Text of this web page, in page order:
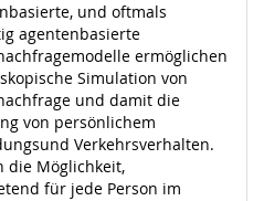
und oftmals
agentenbasierte
ermöglichen
Simulation von
und damit die
von persönlichem
Verkehrsverhalten.
die Möglichkeit,
für jede Person im